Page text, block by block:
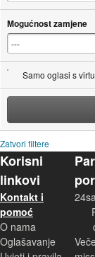
Mogućnost zamjene
Samo oglasi s
Zatvori filtere
Korisni
linkovi
Kontakt i
pomoć
O nama
Oglašavanje